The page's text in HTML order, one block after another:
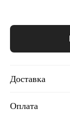
Доставка
Оплата